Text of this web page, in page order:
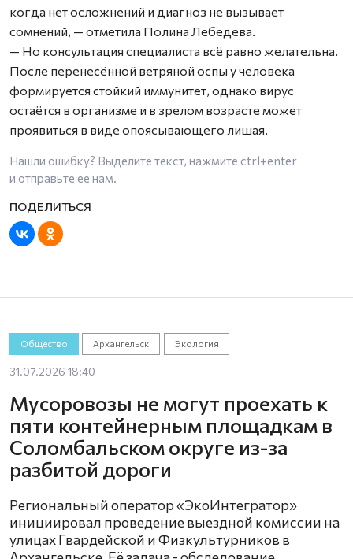
когда нет осложнений и диагноз не вызывает
сомнений, — отметила Полина Лебедева.
— Но консультация специалиста всё равно желательна.
После перенесённой ветряной оспы у человека
формируется стойкий иммунитет, однако вирус
остаётся в организме и в зрелом возрасте может
проявиться в виде опоясывающего лишая.
Нашли ошибку? Выделите текст, нажмите ctrl+enter
и отправьте ее нам.
Общество Архангельск Экология
31.07.2026 18:40
Мусоровозы не могут проехать к
пяти контейнерным площадкам в
Соломбальском округе из-за
разбитой дороги
Региональный оператор «ЭкоИнтегратор»
инициировал проведение выездной комиссии на
улицах Гвардейской и Физкультурников в